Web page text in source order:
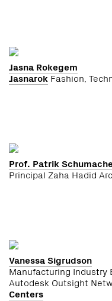
Jasna Rokegem
JasnarokFashion,
Prof. Patrik
Principal Zaha Hadid
Vanessa Sigrudson
Manufacturing Industry
Autodesk Outsight
Centers